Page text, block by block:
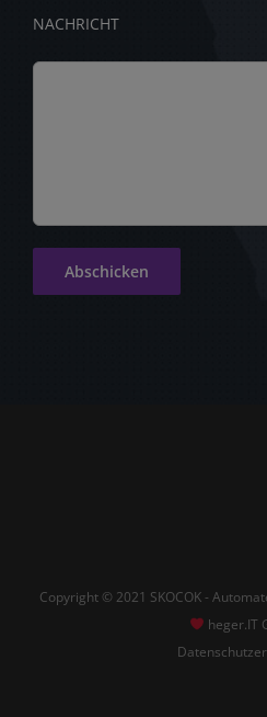
NACHRICHT
Copyright © 2021 SKOCOK -
heger.IT